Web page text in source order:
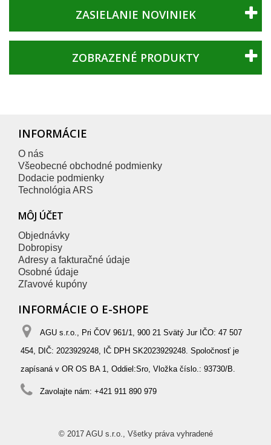
ZASIELANIE NOVINIEK
ZOBRAZENÉ PRODUKTY
INFORMÁCIE
O nás
Všeobecné obchodné podmienky
Dodacie podmienky
Technológia ARS
MÔJ ÚČET
Objednávky
Dobropisy
Adresy a fakturačné údaje
Osobné údaje
Zľavové kupóny
INFORMÁCIE O E-SHOPE
AGU s.r.o., Pri ČOV 961/1, 900 21 Svätý Jur IČO: 47 507
454, DIČ: 2023929248, IČ DPH SK2023929248. Spoločnosť je
zapísaná v OR OS BA 1, Oddiel:Sro, Vložka číslo.: 93730/B.
Zavolajte nám: +421 911 890 979
© 2017 AGU s.r.o., Všetky práva vyhradené